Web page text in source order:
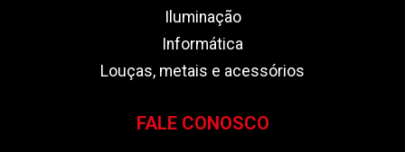
Iluminação
Informática
Louças, metais e acessórios
FALE CONOSCO